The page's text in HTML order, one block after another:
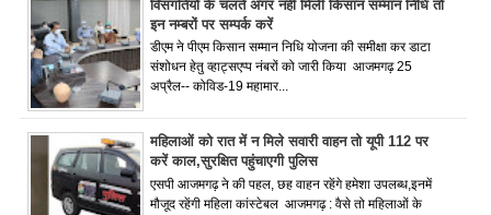
विसंगतियों के चलते अगर नहीं मिली किसान सम्मान निधि तो
इन नम्बरों पर सम्पर्क करें
डीएम ने पीएम किसान सम्मान निधि योजना की समीक्षा कर डाटा
संशोधन हेतु व्हाट्सएप्प नंबरों को जारी किया आजमगढ़ 25
अप्रैल-- कोविड-19 महामार...
महिलाओं को रात में न मिले सवारी वाहन तो यूपी 112 पर
करें काल,सुरक्षित पहुंचाएगी पुलिस
एसपी आजमगढ़ ने की पहल, छह वाहन रहेंगे हमेशा उपलब्ध,इनमें
मौजूद रहेंगी महिला कांस्टेबल आजमगढ़ : वैसे तो महिलाओं के